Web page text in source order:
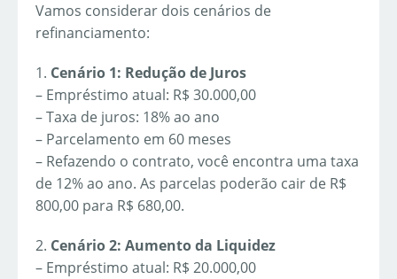
Vamos considerar dois cenários de
refinanciamento:
1. Cenário 1: Redução de Juros
– Empréstimo atual: R$ 30.000,00
– Taxa de juros: 18% ao ano
– Parcelamento em 60 meses
– Refazendo o contrato, você encontra uma taxa
de 12% ao ano. As parcelas poderão cair de R$
800,00 para R$ 680,00.
2. Cenário 2: Aumento da Liquidez
– Empréstimo atual: R$ 20.000,00